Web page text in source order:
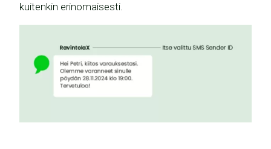
kuitenkin erinomaisesti.